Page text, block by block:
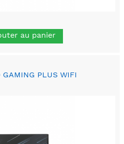
au panier
GAMING PLUS WIFI